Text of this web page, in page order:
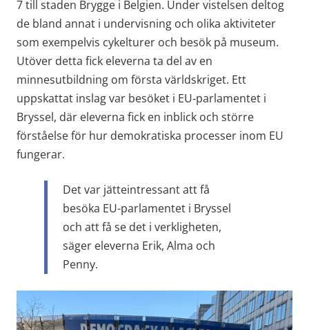
7 till staden Brygge i Belgien. Under vistelsen deltog
de bland annat i undervisning och olika aktiviteter
som exempelvis cykelturer och besök på museum.
Utöver detta fick eleverna ta del av en
minnesutbildning om första världskriget. Ett
uppskattat inslag var besöket i EU‑parlamentet i
Bryssel, där eleverna fick en inblick och större
förståelse för hur demokratiska processer inom EU
fungerar.
Det var jätteintressant att få
besöka EU-parlamentet i Bryssel
och att få se det i verkligheten,
säger eleverna Erik, Alma och
Penny.